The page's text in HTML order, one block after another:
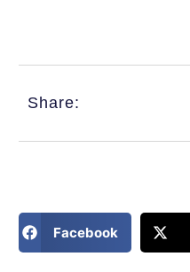
Share:
Facebook